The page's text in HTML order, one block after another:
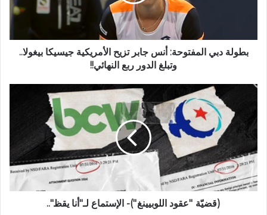
بطولة دبي المفتوحة: أنس جابر تزيح الأمريكية جيسيكا بيغولا..
وتبلغ الدور ربع النهائي!!
(قضيّة ''عقود اللوبيينغ'')- الإستماع لـ"أنا يقظ"..